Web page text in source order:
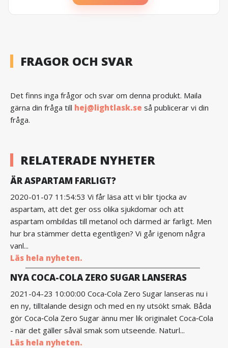
FRAGOR OCH SVAR
Det finns inga frågor och svar om denna produkt. Maila
gärna din fråga till hej@lightlask.se så publicerar vi din
fråga.
RELATERADE NYHETER
ÄR ASPARTAM FARLIGT?
2020-01-07 11:54:53 Vi får läsa att vi blir tjocka av
aspartam, att det ger oss olika sjukdomar och att
aspartam ombildas till metanol och därmed är farligt. Men
hur bra stämmer detta egentligen? Vi går igenom några
vanl...
Läs hela nyheten.
NYA COCA-COLA ZERO SUGAR LANSERAS
2021-04-23 10:00:00 Coca‑Cola Zero Sugar lanseras nu i
en ny, tilltalande design och med en ny utsökt smak. Båda
gör Coca‑Cola Zero Sugar ännu mer lik originalet Coca‑Cola
- när det gäller såväl smak som utseende. Naturl...
Läs hela nyheten.